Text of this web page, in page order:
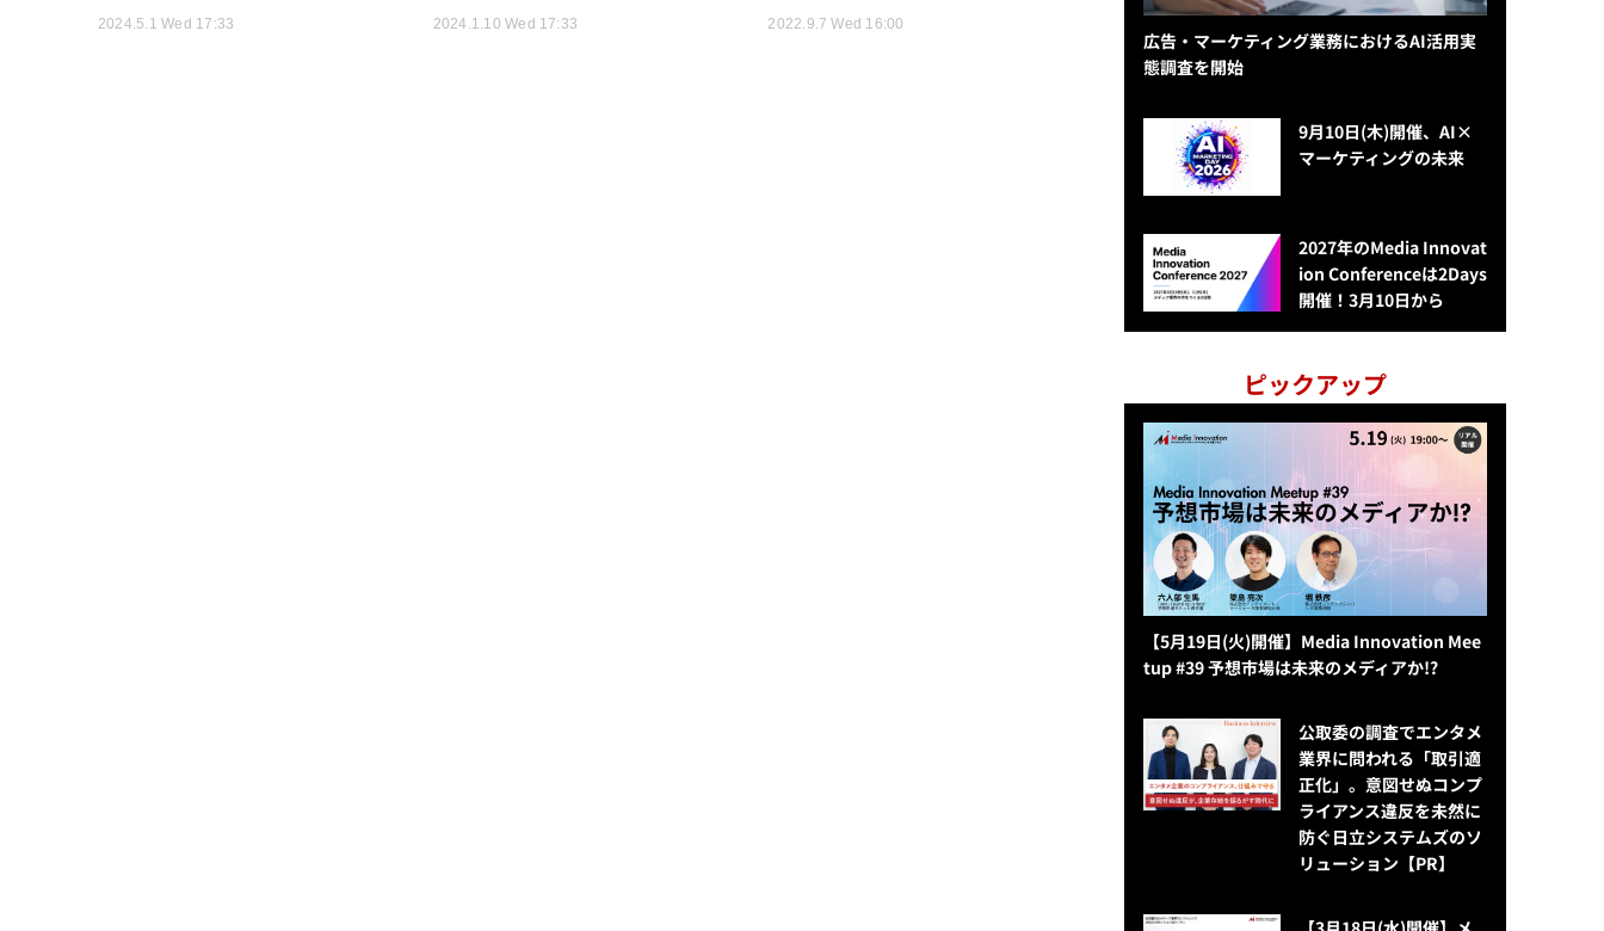
2024.5.1 Wed 17:33 2024.1.10 Wed 17:33 2022.9.7 Wed 16:00
広告・マーケティング業務におけるAI活用実
態調査を開始
9月10日(木)開催、AI×
マーケティングの未来
2027年のMedia Innovat
ion Conferenceは2Days
開催！3月10日から
ピックアップ
【5月19日(火)開催】Media Innovation Mee
tup #39 予想市場は未来のメディアか!?
公​​取委の調査でエンタメ
業界に問われる「取引適
正化」。意図せぬコンプ
ライアンス違反を未然に
防ぐ日立システムズのソ
リューション​【PR】